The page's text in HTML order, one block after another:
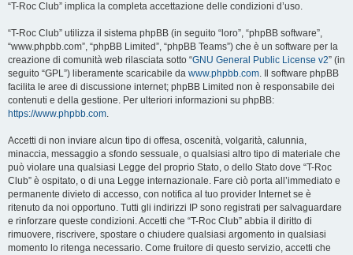
“T-Roc Club” implica la completa accettazione delle condizioni d’uso.
“T-Roc Club” utilizza il sistema phpBB (in seguito “loro”, “phpBB software”,
“www.phpbb.com”, “phpBB Limited”, “phpBB Teams”) che è un software per la
creazione di comunità web rilasciata sotto “GNU General Public License v2” (in
seguito “GPL”) liberamente scaricabile da www.phpbb.com. Il software phpBB
facilita le aree di discussione internet; phpBB Limited non è responsabile dei
contenuti e della gestione. Per ulteriori informazioni su phpBB:
https://www.phpbb.com.
Accetti di non inviare alcun tipo di offesa, oscenità, volgarità, calunnia,
minaccia, messaggio a sfondo sessuale, o qualsiasi altro tipo di materiale che
può violare una qualsiasi Legge del proprio Stato, o dello Stato dove “T-Roc
Club” è ospitato, o di una Legge internazionale. Fare ciò porta all’immediato e
permanente divieto di accesso, con notifica al tuo provider Internet se è
ritenuto da noi opportuno. Tutti gli indirizzi IP sono registrati per salvaguardare
e rinforzare queste condizioni. Accetti che “T-Roc Club” abbia il diritto di
rimuovere, riscrivere, spostare o chiudere qualsiasi argomento in qualsiasi
momento lo ritenga necessario. Come fruitore di questo servizio, accetti che